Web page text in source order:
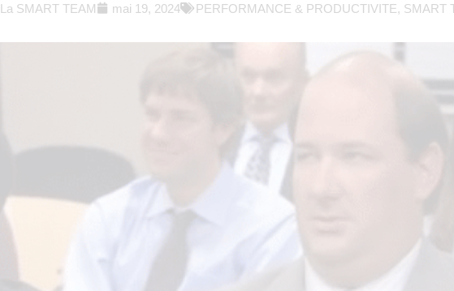
La SMART TEAM mai 19, 2024 PERFORMANCE & PRODUCTIVITE, SMART